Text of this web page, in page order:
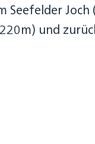
Joch
und